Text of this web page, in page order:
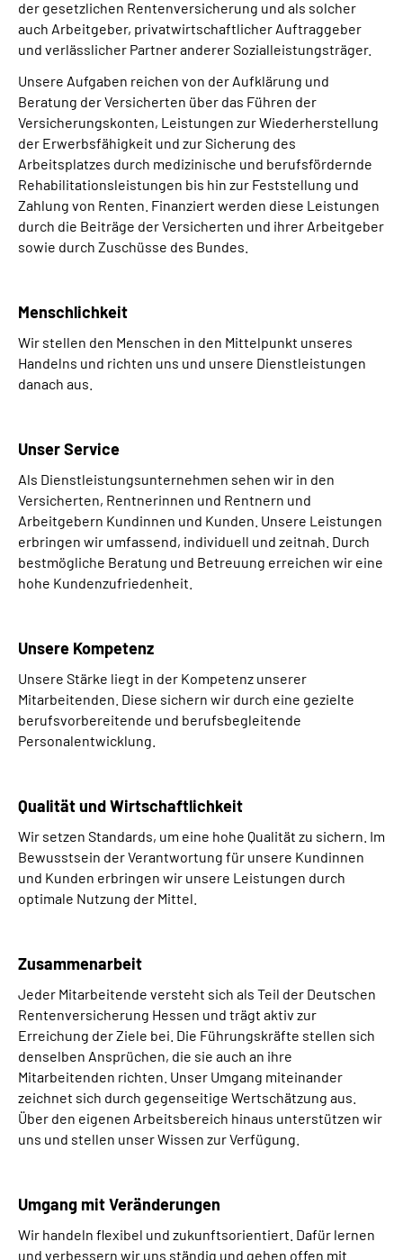
der gesetzlichen Rentenversicherung und als solcher
auch Arbeitgeber, privatwirtschaftlicher Auftraggeber
und verlässlicher Partner anderer Sozialleistungsträger.
Unsere Aufgaben reichen von der Aufklärung und
Beratung der Versicherten über das Führen der
Versicherungskonten, Leistungen zur Wiederherstellung
der Erwerbsfähigkeit und zur Sicherung des
Arbeitsplatzes durch medizinische und berufsfördernde
Rehabilitationsleistungen bis hin zur Feststellung und
Zahlung von Renten. Finanziert werden diese Leistungen
durch die Beiträge der Versicherten und ihrer Arbeitgeber
sowie durch Zuschüsse des Bundes.
Menschlichkeit
Wir stellen den Menschen in den Mittelpunkt unseres
Handelns und richten uns und unsere Dienstleistungen
danach aus.
Unser Service
Als Dienstleistungsunternehmen sehen wir in den
Versicherten, Rentnerinnen und Rentnern und
Arbeitgebern Kundinnen und Kunden. Unsere Leistungen
erbringen wir umfassend, individuell und zeitnah. Durch
bestmögliche Beratung und Betreuung erreichen wir eine
hohe Kundenzufriedenheit.
Unsere Kompetenz
Unsere Stärke liegt in der Kompetenz unserer
Mitarbeitenden. Diese sichern wir durch eine gezielte
berufsvorbereitende und berufsbegleitende
Personalentwicklung.
Qualität und Wirtschaftlichkeit
Wir setzen Standards, um eine hohe Qualität zu sichern. Im
Bewusstsein der Verantwortung für unsere Kundinnen
und Kunden erbringen wir unsere Leistungen durch
optimale Nutzung der Mittel.
Zusammenarbeit
Jeder Mitarbeitende versteht sich als Teil der Deutschen
Rentenversicherung Hessen und trägt aktiv zur
Erreichung der Ziele bei. Die Führungskräfte stellen sich
denselben Ansprüchen, die sie auch an ihre
Mitarbeitenden richten. Unser Umgang miteinander
zeichnet sich durch gegenseitige Wertschätzung aus.
Über den eigenen Arbeitsbereich hinaus unterstützen wir
uns und stellen unser Wissen zur Verfügung.
Umgang mit Veränderungen
Wir handeln flexibel und zukunftsorientiert. Dafür lernen
und verbessern wir uns ständig und gehen offen mit